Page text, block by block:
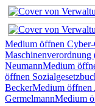
Medium öffnen
NeumannMedium
öffnen
BeckerMedium öffnen
GermelmannMedium